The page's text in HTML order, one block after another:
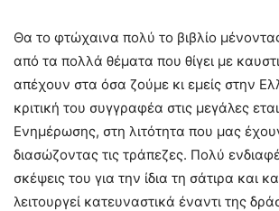
Θα το φτώχαινα πολύ το βιβλίο
από τα πολλά θέματα που θίγει με
απέχουν στα όσα ζούμε κι εμείς στην
κριτική του συγγραφέα στις μεγάλες
Ενημέρωσης, στη λιτότητα που μας
διασώζοντας τις τράπεζες. Πολύ
σκέψεις του για την ίδια τη σάτιρα και
λειτουργεί κατευναστικά έναντι της